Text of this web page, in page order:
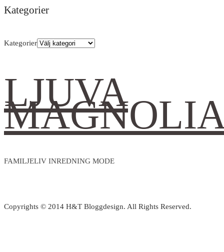
Kategorier
Kategorier
LJUVA
FAMILJELIV INREDNING MODE
Copyrights © 2014 H&T Bloggdesign. All Rights Reserved.